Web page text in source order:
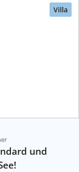
Villa
und